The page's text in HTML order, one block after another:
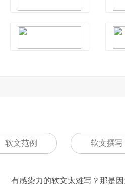
软文范例 软文撰写
有感染力的软文太难写？那是